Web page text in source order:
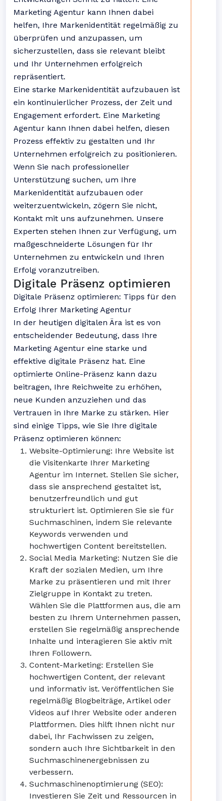
Marketing Agentur kann Ihnen dabei
helfen, Ihre Markenidentität regelmäßig zu
überprüfen und anzupassen, um
sicherzustellen, dass sie relevant bleibt
und Ihr Unternehmen erfolgreich
repräsentiert.
Eine starke Markenidentität aufzubauen ist
ein kontinuierlicher Prozess, der Zeit und
Engagement erfordert. Eine Marketing
Agentur kann Ihnen dabei helfen, diesen
Prozess effektiv zu gestalten und Ihr
Unternehmen erfolgreich zu positionieren.
Wenn Sie nach professioneller
Unterstützung suchen, um Ihre
Markenidentität aufzubauen oder
weiterzuentwickeln, zögern Sie nicht,
Kontakt mit uns aufzunehmen. Unsere
Experten stehen Ihnen zur Verfügung, um
maßgeschneiderte Lösungen für Ihr
Unternehmen zu entwickeln und Ihren
Erfolg voranzutreiben.
Digitale Präsenz optimieren
Digitale Präsenz optimieren: Tipps für den
Erfolg Ihrer Marketing Agentur
In der heutigen digitalen Ära ist es von
entscheidender Bedeutung, dass Ihre
Marketing Agentur eine starke und
effektive digitale Präsenz hat. Eine
optimierte Online-Präsenz kann dazu
beitragen, Ihre Reichweite zu erhöhen,
neue Kunden anzuziehen und das
Vertrauen in Ihre Marke zu stärken. Hier
sind einige Tipps, wie Sie Ihre digitale
Präsenz optimieren können:
Website-Optimierung: Ihre Website ist
die Visitenkarte Ihrer Marketing
Agentur im Internet. Stellen Sie sicher,
dass sie ansprechend gestaltet ist,
benutzerfreundlich und gut
strukturiert ist. Optimieren Sie sie für
Suchmaschinen, indem Sie relevante
Keywords verwenden und
hochwertigen Content bereitstellen.
Social Media Marketing: Nutzen Sie die
Kraft der sozialen Medien, um Ihre
Marke zu präsentieren und mit Ihrer
Zielgruppe in Kontakt zu treten.
Wählen Sie die Plattformen aus, die am
besten zu Ihrem Unternehmen passen,
erstellen Sie regelmäßig ansprechende
Inhalte und interagieren Sie aktiv mit
Ihren Followern.
Content-Marketing: Erstellen Sie
hochwertigen Content, der relevant
und informativ ist. Veröffentlichen Sie
regelmäßig Blogbeiträge, Artikel oder
Videos auf Ihrer Website oder anderen
Plattformen. Dies hilft Ihnen nicht nur
dabei, Ihr Fachwissen zu zeigen,
sondern auch Ihre Sichtbarkeit in den
Suchmaschinenergebnissen zu
verbessern.
Suchmaschinenoptimierung (SEO):
Investieren Sie Zeit und Ressourcen in